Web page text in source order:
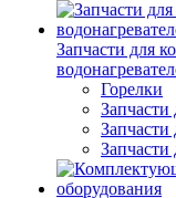
Запчасти для
Горелки
Запчасти
Запчасти
Запчасти